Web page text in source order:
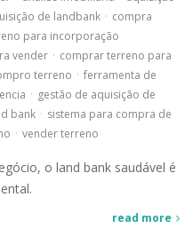
de landbank · compra
para incorporação
vender · comprar terreno para
terreno · ferramenta de
· gestão de aquisição de
bank · sistema para compra de
· vender terreno
o land bank saudável é
read more